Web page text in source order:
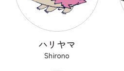
ハリヤマ
Shirono